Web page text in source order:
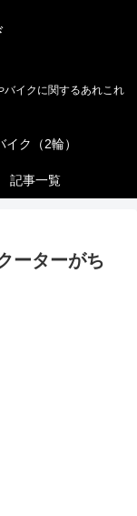
バイクに関するあれこれ
イク（2輪）
記事一覧
ーターがち